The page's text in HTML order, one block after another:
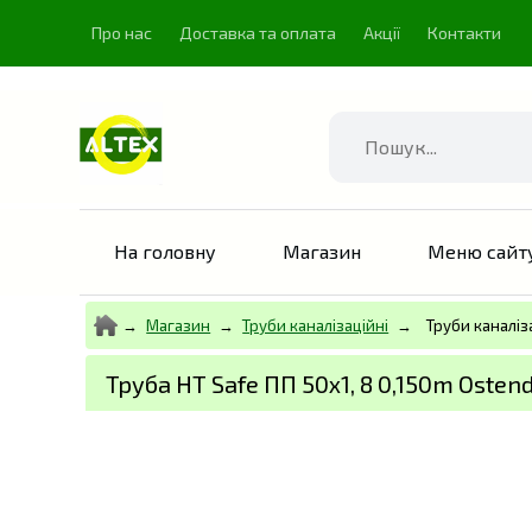
Про нас Доставка та оплата Акції Контакти
Знайти
На головну Магазин Меню
Магазин Труби каналізаційні Труби
Труба HT Safe ПП 50х1, 8 0,150m